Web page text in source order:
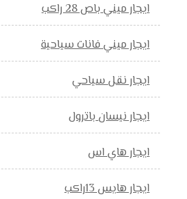
ايجار ميني باص 28 راكب
ايجار ميني فانات سياحية
ايجار نقل سياحي
ايجار نيسان باترول
ايجار هاي اس
ايجار هايس 13راكب